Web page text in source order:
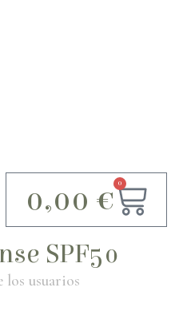
0,00€ 0
SPF50
los usuarios